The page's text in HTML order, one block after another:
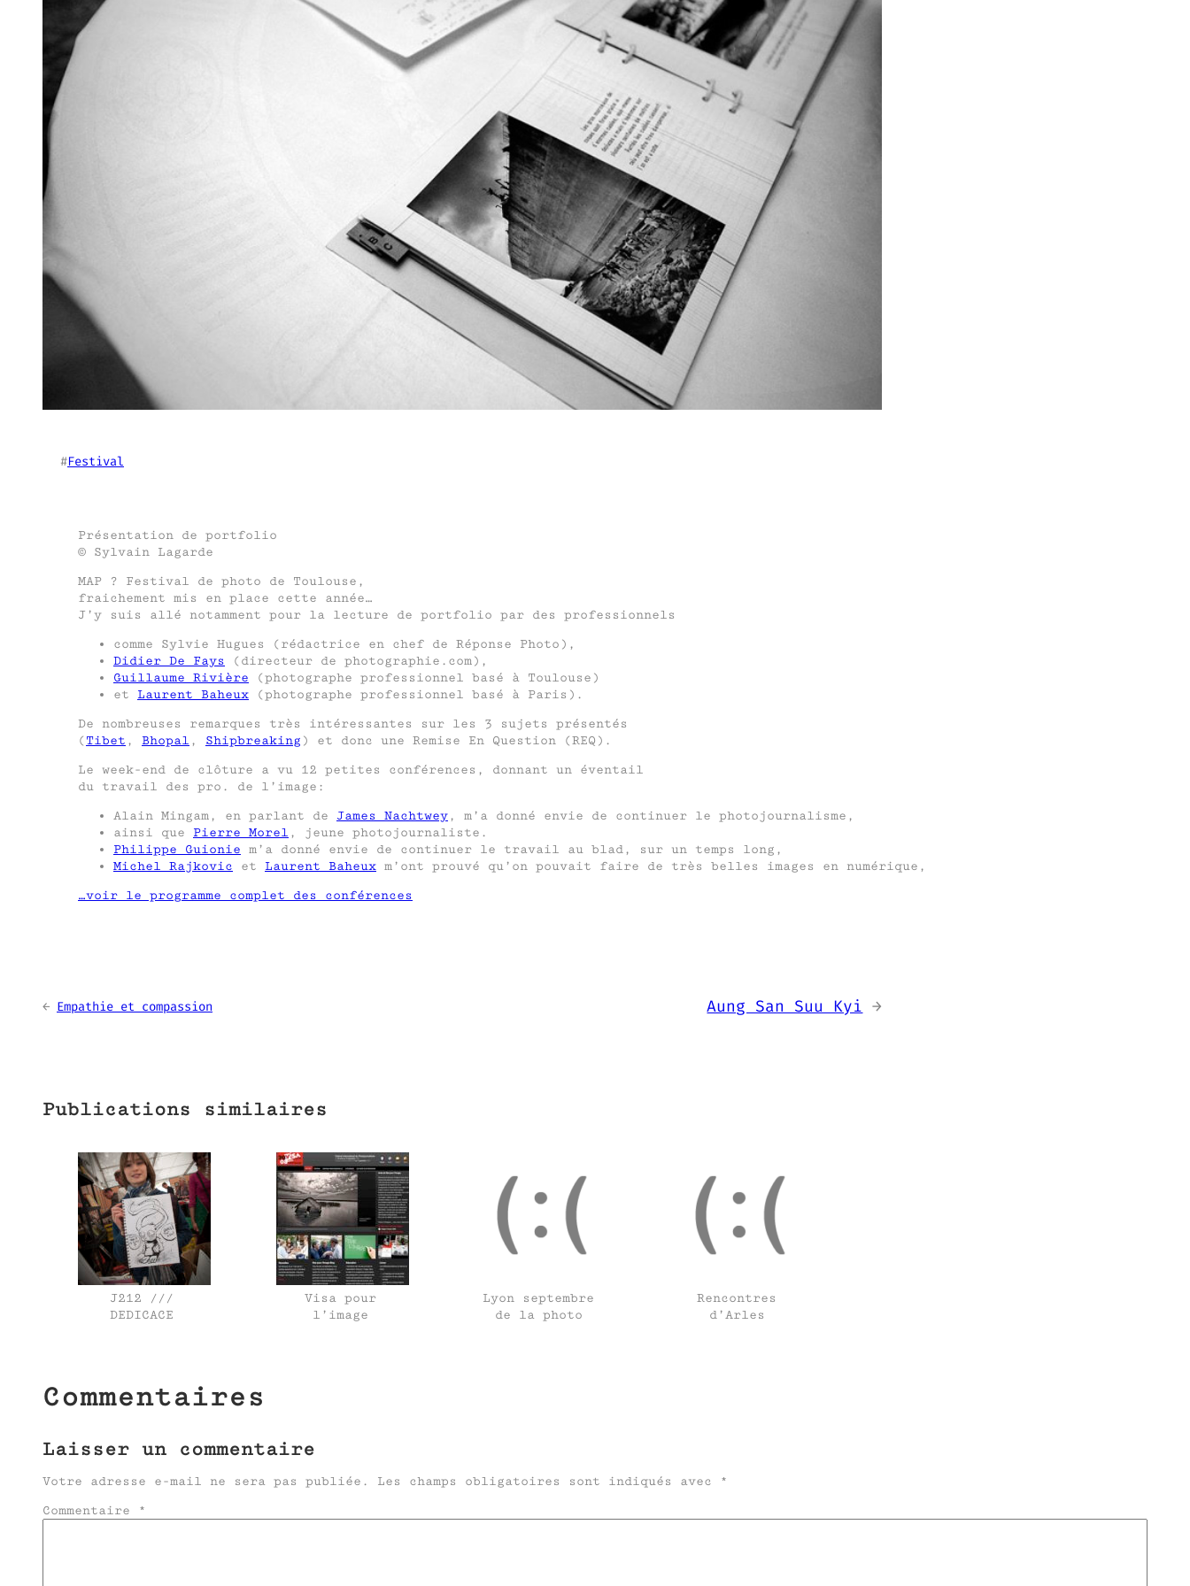
#Festival
Présentation de portfolio
© Sylvain Lagarde
MAP ? Festival de photo de Toulouse,
fraichement mis en place cette année…
J’y suis allé notamment pour la lecture de portfolio par des professionnels
comme Sylvie Hugues (rédactrice en chef de Réponse Photo),
Didier De Fays (directeur de photographie.com),
Guillaume Rivière (photographe professionnel basé à Toulouse)
et Laurent Baheux (photographe professionnel basé à Paris).
De nombreuses remarques très intéressantes sur les 3 sujets présentés
( Tibet , Bhopal , Shipbreaking ) et donc une Remise En Question (REQ).
Le week-end de clôture a vu 12 petites conférences, donnant un éventail
du travail des pro. de l’image:
Alain Mingam, en parlant de James Nachtwey, m’a donné envie de continuer le photojournalisme,
ainsi que Pierre Morel , jeune photojournaliste.
Philippe Guionie m’a donné envie de continuer le travail au blad, sur un temps long,
Michel Rajkovic et Laurent Baheux m’ont prouvé qu’on pouvait faire de très belles images en numérique,
…voir le programme complet des conférences
← Empathie et compassion Aung San Suu Kyi →
Publications similaires
J212 ///
DEDICACE
Visa pour
l’image
Lyon septembre
de la photo
Rencontres
d’Arles
Commentaires
Laisser un commentaire
Votre adresse e-mail ne sera pas publiée. Les champs obligatoires sont indiqués avec
*
Commentaire
*